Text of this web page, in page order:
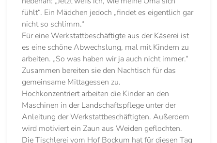
fühlt“. Ein Mädchen jedoch „findet es eigentlich gar
nicht so schlimm.“
Für eine Werkstattbeschäftigte aus der Käserei ist
es eine schöne Abwechslung, mal mit Kindern zu
arbeiten. „So was haben wir ja auch nicht immer.“
Zusammen bereiten sie den Nachtisch für das
gemeinsame Mittagessen zu.
Hochkonzentriert arbeiten die Kinder an den
Maschinen in der Landschaftspflege unter der
Anleitung der Werkstattbeschäftigten. Außerdem
wird motiviert ein Zaun aus Weiden geflochten.
Die Tischlerei vom Hof Bockum hat für diesen Tag